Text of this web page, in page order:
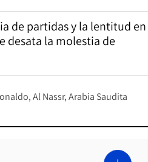
de partidas y la lentitud en
desata la molestia de
Al Nassr Arabia Saudita